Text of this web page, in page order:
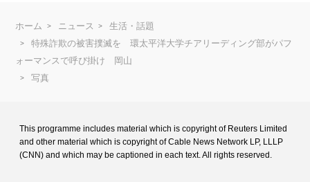
ホーム ニュース
生活・話題
特殊詐欺の被害撲滅を 環太平洋大学チアリーディング部がパフ
ォーマンスで呼び掛け 岡山
写真
This programme includes material which is copyright of Reuters Limited
and other material which is copyright of Cable News Network LP, LLLP
(CNN) and which may be captioned in each text. All rights reserved.